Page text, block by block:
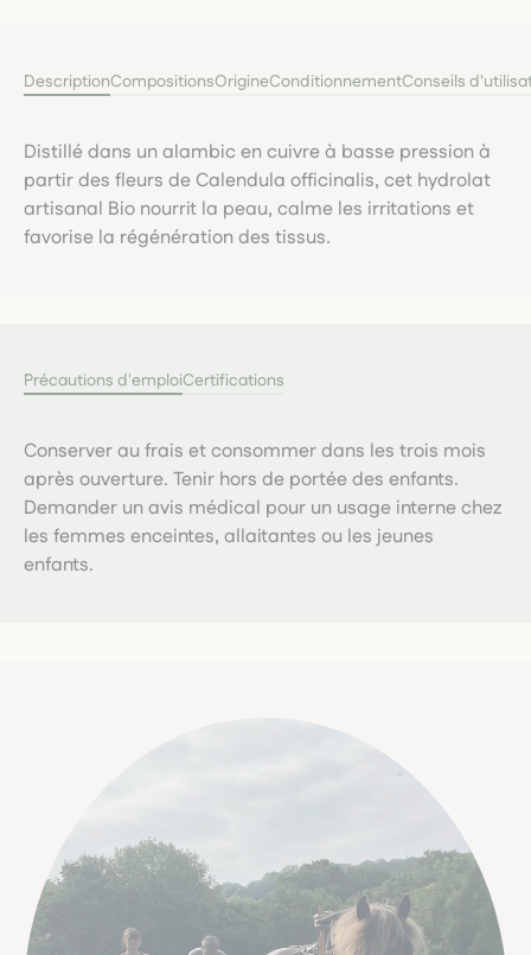
DescriptionCompositionsOrigineConditionnementConseils
Distillé dans un alambic en cuivre à basse pression à
partir des fleurs de Calendula officinalis, cet hydrolat
artisanal Bio nourrit la peau, calme les irritations et
favorise la régénération des tissus.
Précautions d'emploiCertifications
Conserver au frais et consommer dans les trois mois
après ouverture. Tenir hors de portée des enfants.
Demander un avis médical pour un usage interne chez
les femmes enceintes, allaitantes ou les jeunes
enfants.